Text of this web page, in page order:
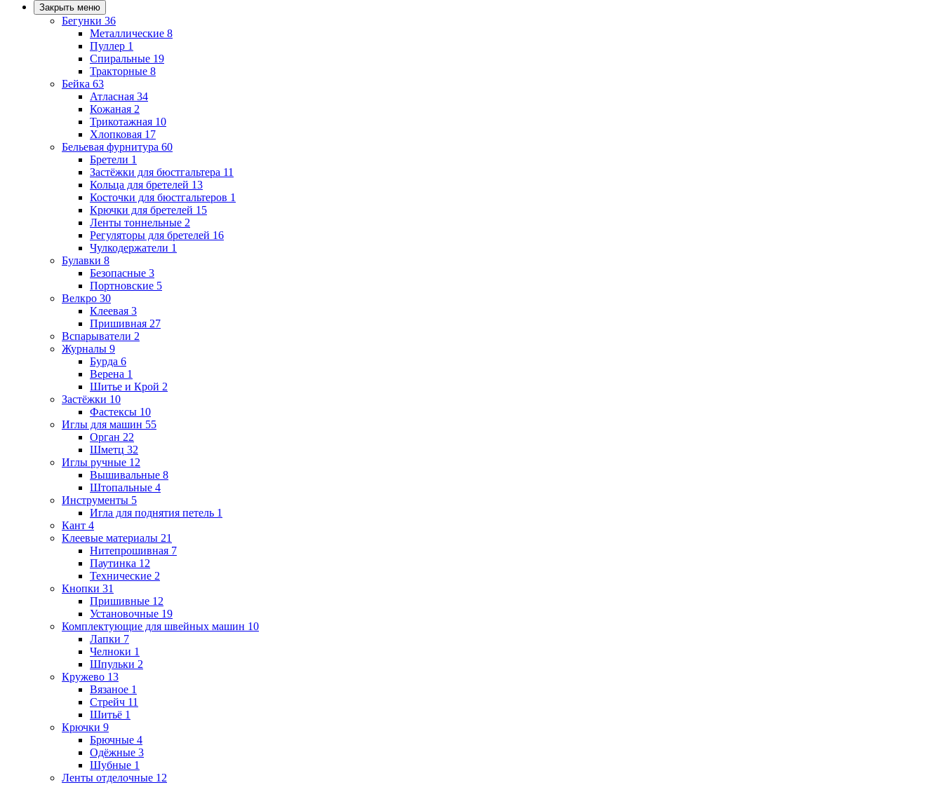
Закрыть меню
Бегунки 36
Металлические 8
Пуллер 1
Спиральные 19
Тракторные 8
Бейка 63
Атласная 34
Кожаная 2
Трикотажная 10
Хлопковая 17
Бельевая фурнитура 60
Бретели 1
Застёжки для бюстгальтера 11
Кольца для бретелей 13
Косточки для бюстгальтеров 1
Крючки для бретелей 15
Ленты тоннельные 2
Регуляторы для бретелей 16
Чулкодержатели 1
Булавки 8
Безопасные 3
Портновские 5
Велкро 30
Клеевая 3
Пришивная 27
Вспарыватели 2
Журналы 9
Бурда 6
Верена 1
Шитье и Крой 2
Застёжки 10
Фастексы 10
Иглы для машин 55
Орган 22
Шметц 32
Иглы ручные 12
Вышивальные 8
Штопальные 4
Инструменты 5
Игла для поднятия петель 1
Кант 4
Клеевые материалы 21
Нитепрошивная 7
Паутинка 12
Технические 2
Кнопки 31
Пришивные 12
Установочные 19
Комплектующие для швейных машин 10
Лапки 7
Челноки 1
Шпульки 2
Кружево 13
Вязаное 1
Стрейч 11
Шитьё 1
Крючки 9
Брючные 4
Одёжные 3
Шубные 1
Ленты отделочные 12